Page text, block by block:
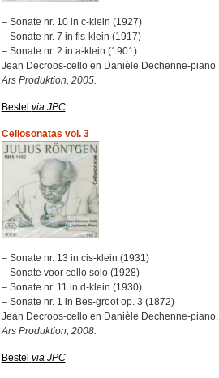
– Sonate nr. 10 in c-klein (1927)
– Sonate nr. 7 in fis-klein (1917)
– Sonate nr. 2 in a-klein (1901)
Jean Decroos-cello en Danièle Dechenne-piano
Ars Produktion, 2005.
Bestel via JPC
Cellosonatas vol. 3
– Sonate nr. 13 in cis-klein (1931)
– Sonate voor cello solo (1928)
– Sonate nr. 11 in d-klein (1930)
– Sonate nr. 1 in Bes-groot op. 3 (1872)
Jean Decroos-cello en Danièle Dechenne-piano.
Ars Produktion, 2008.
Bestel via JPC